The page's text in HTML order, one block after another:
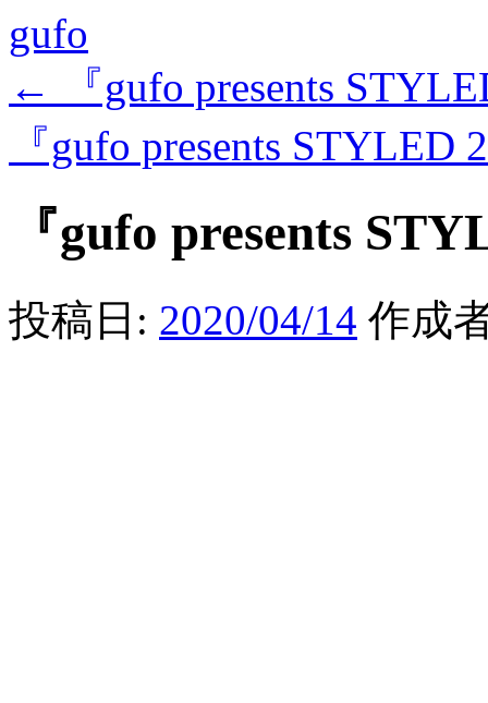
gufo
←
『gufo presents
『gufo presents STYLED
『gufo presents
投稿日: 2020/04/14 作成